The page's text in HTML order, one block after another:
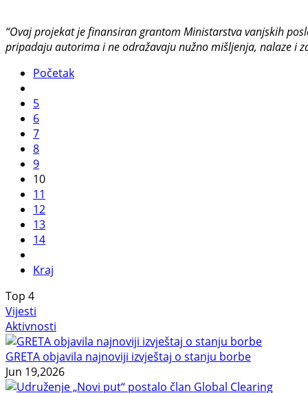
“Ovaj projekat je finansiran grantom Ministarstva vanjskih
pripadaju autorima i ne odražavaju nužno mišljenja, nalaze i
Početak
5
6
7
8
9
10
11
12
13
14
Kraj
Top 4
Vijesti
Aktivnosti
GRETA objavila najnoviji izvještaj o stanju borbe
Jun 19,2026